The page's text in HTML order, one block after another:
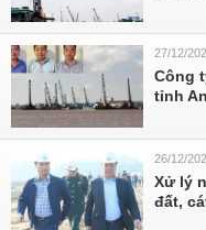
27/12/
Công
tỉnh
26/12/
Xử lý
đất,